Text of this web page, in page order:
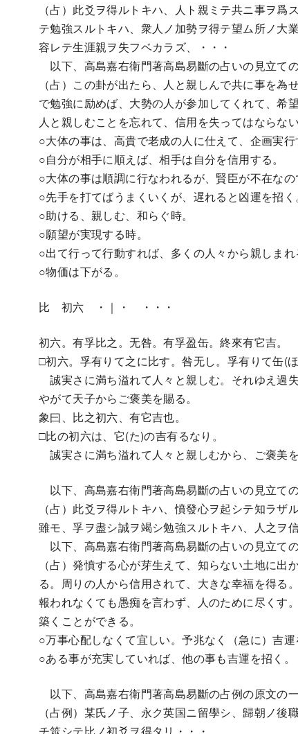
（占）此爻ヲ得ルトキハ、人ト親ミテ共ニ事ヲ
テ勉強スルトキハ、衆人ノ加勢ヲ得テ望ム所ノ大
容レテ生涯親ヲ失フベカラズ、・・・
以下、高島嘉右衛門著高島易斷の占いの見立ての
（占）この卦が出たら、人と親しんで共に事を
で勉強に励めば、大勢の人が参加してくれて、希
人と親しむことを忘れて、信用を失ってはならない
○大体の事は、高貴で老成の人に仕えて、企画実行
○自分が相手に順えば、相手は自分を信用する。
○大体の事は順調に行なわれるが、賢臣が不在な
○先手を打てばうまくいくが、遅れると凶運を招く
○助ける、親しむ、和らぐ時。
○願望が実現する時。
○出て行って行動すれば、多くの人々から親しまれ
○物価は下がる。
比 初六 ・｜・ ・・・
初六。有孚比之。无咎。有孚盈缶。終來有它吉。
□初六。孚有りて之に比す。咎无し。孚有りて缶(
誠実さに満ち溢れて人々と親しむ。それゆえ過
やがて天子からご褒美を賜る。
象曰、比之初六、有它吉也。
□比の初六は、它(た)の吉有るなり。
誠実さに満ち溢れて人々と親しむから、ご褒美を
以下、高島嘉右衛門著高島易斷の占いの見立ての
（占）此爻ヲ得ルトキハ、憤發心ヲ起シテ知ラ
雖モ、孚ヲ盡シ誠ヲ竭シ勉強スルトキハ、人之ヲ
以下、高島嘉右衛門著高島易斷の占いの見立ての
（占）発憤する心が芽生えて、知らない土地に
る。周りの人から信用されて、大きな幸福を得る
報われなくても愚痴を言わず、人のために尽くす
築くことができる。
○万事心配しなくて宜しい。予兆なく（急に）吉運
○ある事が充実していれば、他の事も吉運を招く。
以下、高島嘉右衛門著高島易斷の占例の原文の一
（占例）某氏ノ子、永ク英国ニ留學シ、歸朝ノ
チ筮シテ比ノ初爻ヲ得タリ・・・